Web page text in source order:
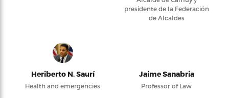
presidente de la Federación
de Alcaldes
Heriberto N. Saurí
Health and emergencies
Jaime Sanabria
Professor of Law